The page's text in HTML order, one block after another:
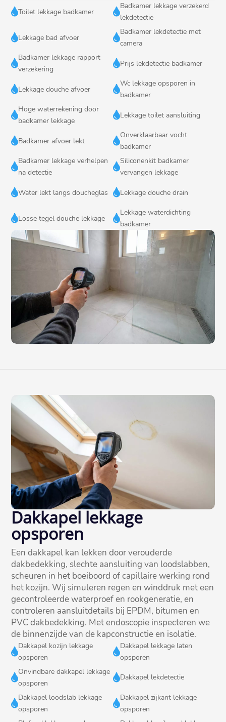
Toilet lekkage badkamer 
Badkamer lekkage verzekerd
lekdetectie
Lekkage bad afvoer 
Badkamer lekdetectie met
camera

Badkamer lekkage rapport
verzekering
Prijs lekdetectie badkamer
Lekkage douche afvoer 
Wc lekkage opsporen in
badkamer

Hoge waterrekening door
badkamer lekkage
Lekkage toilet aansluiting
Badkamer afvoer lekt 
Onverklaarbaar vocht
badkamer

Badkamer lekkage verhelpen
na detectie

Siliconenkit badkamer
vervangen lekkage
Water lekt langs doucheglas Lekkage douche drain
Losse tegel douche lekkage 
Lekkage waterdichting
badkamer
Dakkapel lekkage
opsporen
Een dakkapel kan lekken door verouderde
dakbedekking, slechte aansluiting van loodslabben,
scheuren in het boeiboord of capillaire werking rond
het kozijn.​ Wij simuleren regen en winddruk met een
gecontroleerde waterproef en rookgeneratie, en
controleren aansluitdetails bij EPDM, bitumen en
PVC dakbedekking.​ Met endoscopie inspecteren we
de binnenzijde van de kapconstructie en isolatie.​

Dakkapel kozijn lekkage
opsporen

Dakkapel lekkage laten
opsporen

Onvindbare dakkapel lekkage
opsporen
Dakkapel lekdetectie

Dakkapel loodslab lekkage
opsporen

Dakkapel zijkant lekkage
opsporen